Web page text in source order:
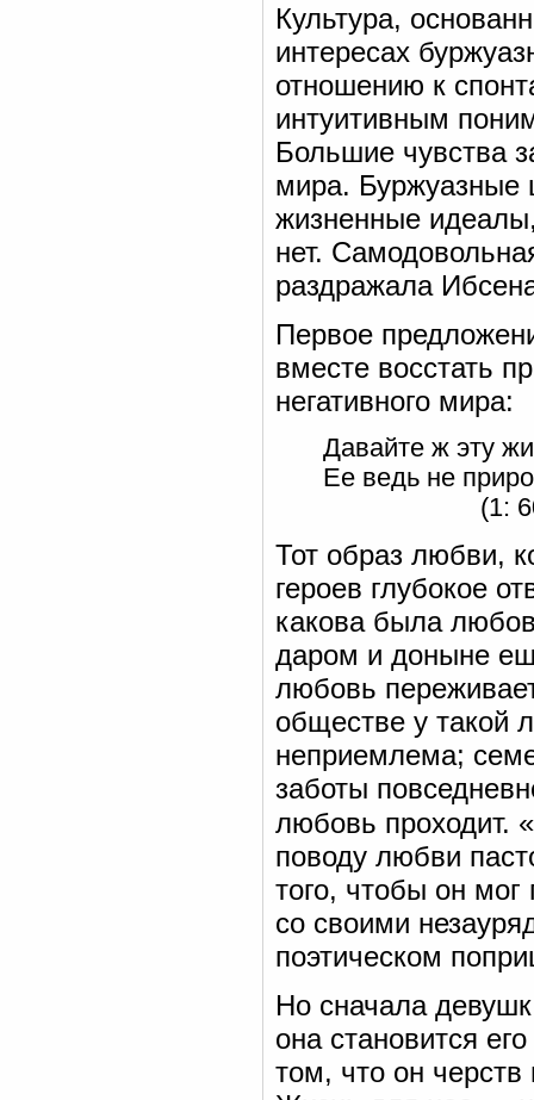
Культура,
интересах
отношению к
интуитивным
Большие чувства
мира. Буржуазные
жизненные
нет.
раздражала
Первое
вместе восстать
негативного мира:
Давайте ж эту
Ее ведь не
(1:
Тот образ любви,
героев глубокое
какова была
даром и доныне
любовь
обществе у такой
неприемлема;
заботы
любовь проходит.
поводу любви
того, чтобы он
со своими
поэтическом
Но сначала
она становится
том, что он черств